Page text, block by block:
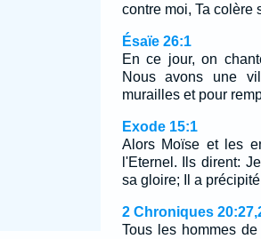
contre moi, Ta colère
Ésaïe 26:1
En ce jour, on
Nous avons une
murailles et pour
Exode 15:1
Alors Moïse et les
l'Eternel. Ils dirent:
sa gloire; Il a
2 Chroniques
Tous les hommes